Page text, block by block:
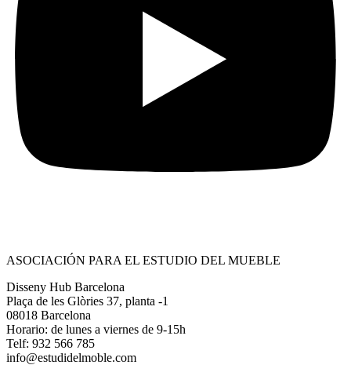
ASOCIACIÓN PARA EL ESTUDIO DEL MUEBLE
Disseny Hub Barcelona
Plaça de les Glòries 37, planta -1
08018 Barcelona
Horario: de lunes a viernes de 9-15h
Telf: 932 566 785
info@estudidelmoble.com